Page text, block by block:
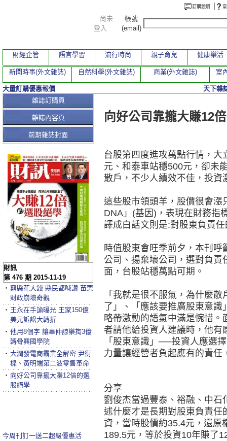
本期文章
向好公司靠攏大賺12
台股第四度進攻萬點行情，
元、和泰車站穩500元，卻未
散戶，不少人績效不佳，投
這些股市領頭羊，股價很會漲
DNA」(基因)，表現在財務指
譯成白話文則是:對股東負責
時值股東會旺季前夕，本刊
公司、揚棄壞公司，選對負
面，台股站穩萬點可期。
「我就是很不服氣，為什麼
了」、「應該要推廣股東意
略帶激動的語氣中滿是惋惜
者請他給投資人建議時，他有
「股東意識」──投資人應選
力量讓經營者負起應有的責
分享
劉俊杰當過豐泰、裕融、中
述什麼才是長期對股東負責任
資，當時股價約35.4元，還原
189.5元，等於投資10年賺了
雜誌訂購頁
雜誌內容頁
前期雜誌封面
財訊
第 476 期 2015-11-19
‧ 窮縣花大錢 縣民都喊讚 苗栗
財政崩壞奇觀
‧ 王永在手諭曝光 王家150億
美元訴訟大轉折
‧ 他用8個字 讓辜仲諒樂掏3億
轉骨興國學院
‧ 大潤發電商霸業全解密 尹衍
樑、黃明端第二波零售革命
‧ 向好公司靠攏大賺12倍的選
股絕學
今周刊訂一送二超級優惠活
尚未
登入
帳號
(email)
財經企管 語言學習 流行時尚 親子育兒 健康樂活
新聞時事(外文雜誌) 自然科學(外文雜誌) 商業(外文雜誌) 室
大量訂購優惠報價 天下雜